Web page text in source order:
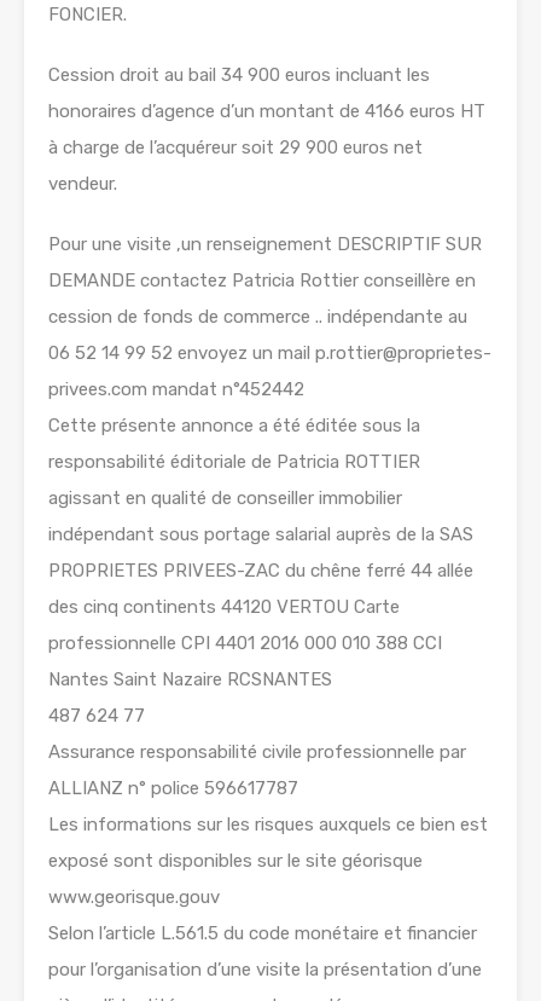
FONCIER.
Cession droit au bail 34 900 euros incluant les
honoraires d’agence d’un montant de 4166 euros HT
à charge de l’acquéreur soit 29 900 euros net
vendeur.
Pour une visite ,un renseignement DESCRIPTIF SUR
DEMANDE contactez Patricia Rottier conseillère en
cession de fonds de commerce .. indépendante au
06 52 14 99 52 envoyez un mail p.rottier@proprietes-
privees.com mandat n°452442
Cette présente annonce a été éditée sous la
responsabilité éditoriale de Patricia ROTTIER
agissant en qualité de conseiller immobilier
indépendant sous portage salarial auprès de la SAS
PROPRIETES PRIVEES-ZAC du chêne ferré 44 allée
des cinq continents 44120 VERTOU Carte
professionnelle CPI 4401 2016 000 010 388 CCI
Nantes Saint Nazaire RCSNANTES
487 624 77
Assurance responsabilité civile professionnelle par
ALLIANZ n° police 596617787
Les informations sur les risques auxquels ce bien est
exposé sont disponibles sur le site géorisque
www.georisque.gouv
Selon l’article L.561.5 du code monétaire et financier
pour l’organisation d’une visite la présentation d’une